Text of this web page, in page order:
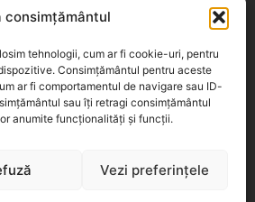
consimțământul
tehnologii, cum ar fi cookie-uri, pentru
Consimțământul pentru aceste
ar fi comportamentul de navigare sau ID-
sau îți retragi consimțământul
anumite funcționalități și funcții.
Vezi preferințele
Fax: +40 372 872 785